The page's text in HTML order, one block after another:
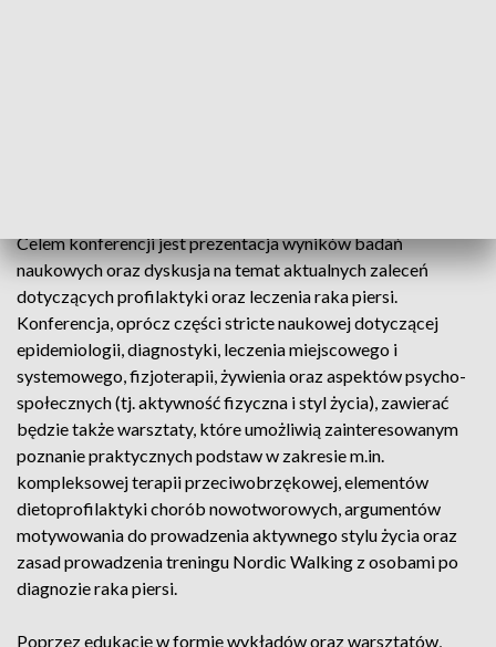
Celem konferencji jest prezentacja wyników badań
naukowych oraz dyskusja na temat aktualnych zaleceń
dotyczących profilaktyki oraz leczenia raka piersi.
Konferencja, oprócz części stricte naukowej dotyczącej
epidemiologii, diagnostyki, leczenia miejscowego i
systemowego, fizjoterapii, żywienia oraz aspektów psycho-
społecznych (tj. aktywność fizyczna i styl życia), zawierać
będzie także warsztaty, które umożliwią zainteresowanym
poznanie praktycznych podstaw w zakresie m.in.
kompleksowej terapii przeciwobrzękowej, elementów
dietoprofilaktyki chorób nowotworowych, argumentów
motywowania do prowadzenia aktywnego stylu życia oraz
zasad prowadzenia treningu Nordic Walking z osobami po
diagnozie raka piersi.
Poprzez edukację w formie wykładów oraz warsztatów,